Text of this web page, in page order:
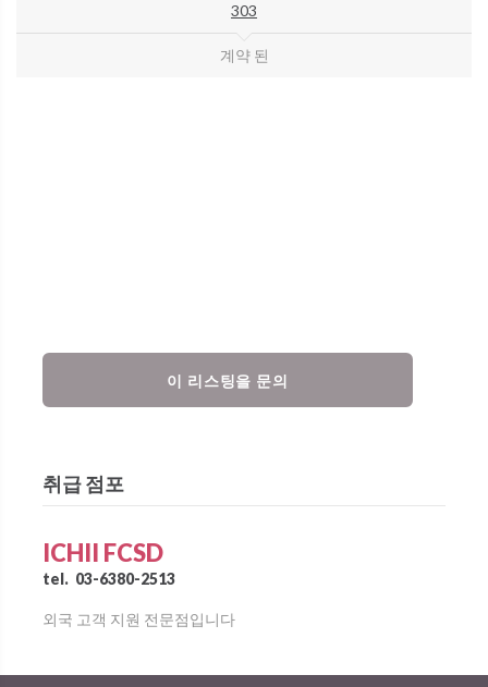
303
계약 된
이 리스팅을 문의
취급 점포
ICHII FCSD
tel. 03-6380-2513
외국 고객 지원 전문점입니다